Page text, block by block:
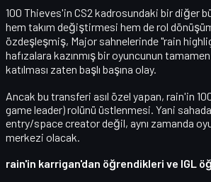
100 Thieves'in CS2 kadrosundaki bir diğer
hem takım değiştirmesi hem de rol
özdeşleşmiş, Major sahnelerinde "rain
hafızalara kazınmış bir oyuncunun
katılması zaten başlı başına olay.
Ancak bu transferi asıl özel yapan, rain'in
game leader)rolünü üstlenmesi. Yani
entry/space creator değil, aynı zamanda
merkezi olacak.
rain'in karrigan'dan öğrendikleri ve IGL